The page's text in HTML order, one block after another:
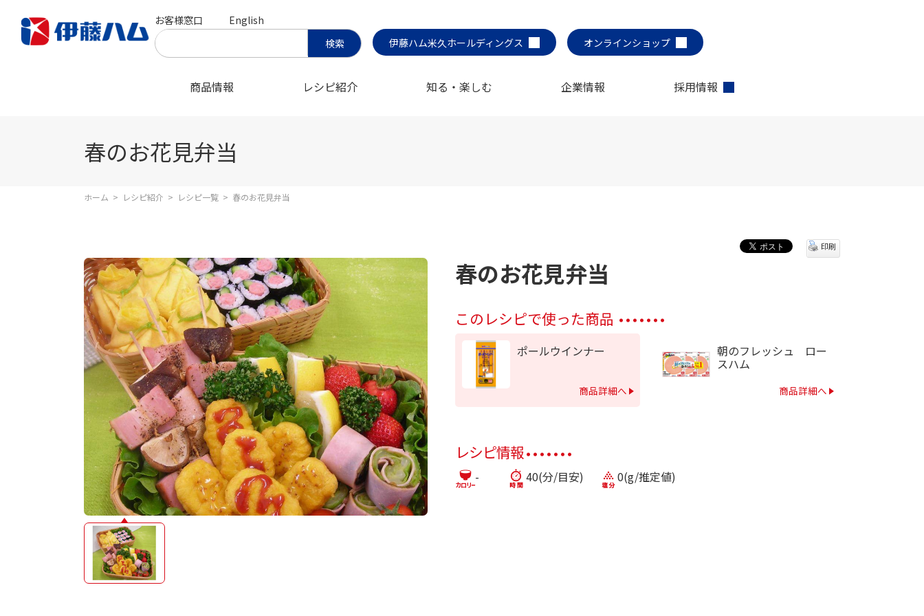
お客様窓口
English
伊藤ハム米久ホールディングス
オンラインショップ
商品情報 レシピ紹介 知る・楽しむ 企業情報 採用情報
春のお花見弁当
ホーム > レシピ紹介 > レシピ一覧 > 春のお花見弁当
春のお花見弁当
印刷
このレシピで使った商品
ポールウインナー
商品詳細へ
朝のフレッシュ ロー
スハム
商品詳細へ
レシピ情報
- 40(分/目安) 0(g/推定値)